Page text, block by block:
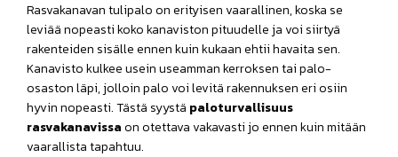
Rasvakanavan tulipalo on erityisen vaarallinen, koska se
leviää nopeasti koko kanaviston pituudelle ja voi siirtyä
rakenteiden sisälle ennen kuin kukaan ehtii havaita sen.
Kanavisto kulkee usein useamman kerroksen tai palo-
osaston läpi, jolloin palo voi levitä rakennuksen eri osiin
hyvin nopeasti. Tästä syystä paloturvallisuus
rasvakanavissaon otettava vakavasti jo ennen kuin mitään
vaarallista tapahtuu.